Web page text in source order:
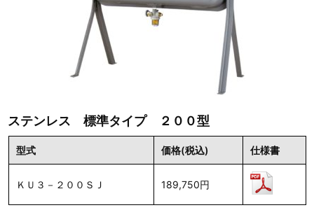
ステンレス 標準タイプ ２００型
型式 価格(税込) 仕様書
ＫＵ３－２００ＳＪ 189,750円